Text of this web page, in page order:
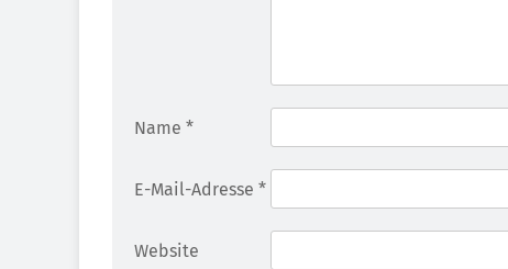
Name *
E-Mail-Adresse *
Website